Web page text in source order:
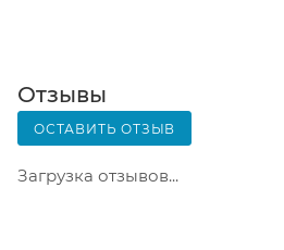
Вскрывать коробку
только после оплаты
содержать не больше 10
не должна превышать 100
Отзывы
ОСТАВИТЬ ОТЗЫВ
Загрузка отзывов...